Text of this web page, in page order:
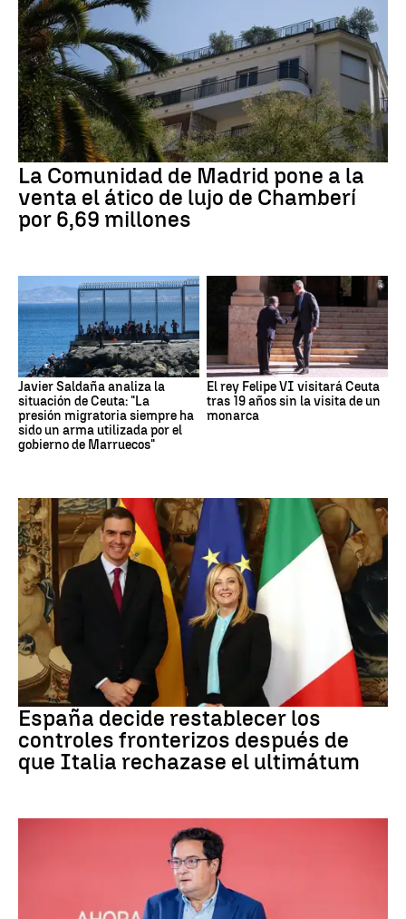
La Comunidad de Madrid pone a la
venta el ático de lujo de Chamberí
por 6,69 millones
Javier Saldaña analiza la
situación de Ceuta: "La
presión migratoria siempre ha
sido un arma utilizada por el
gobierno de Marruecos"
El rey Felipe VI visitará Ceuta
tras 19 años sin la visita de un
monarca
CRISIS MIGRATORIA
España decide restablecer los
controles fronterizos después de
que Italia rechazase el ultimátum